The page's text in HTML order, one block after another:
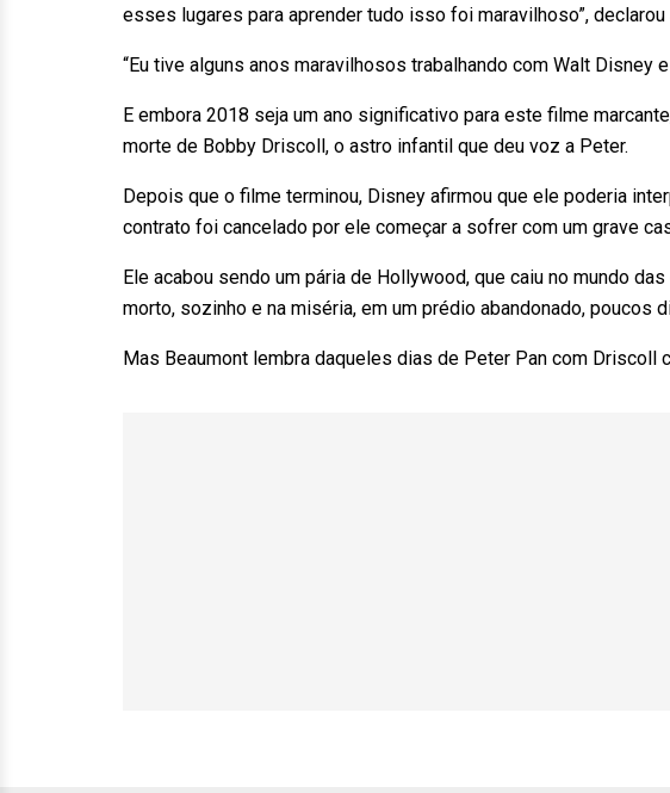
esses lugares para aprender tudo isso foi maravilhoso”, declarou
“Eu tive alguns anos maravilhosos trabalhando com Walt Disney
E embora 2018 seja um ano significativo para este filme
morte de Bobby Driscoll, o astro infantil que deu voz a Peter.
Depois que o filme terminou, Disney afirmou que ele poderia
contrato foi cancelado por ele começar a sofrer com um grave
Ele acabou sendo um pária de Hollywood, que caiu no mundo
morto, sozinho e na miséria, em um prédio abandonado, poucos
Mas Beaumont lembra daqueles dias de Peter Pan com Driscoll